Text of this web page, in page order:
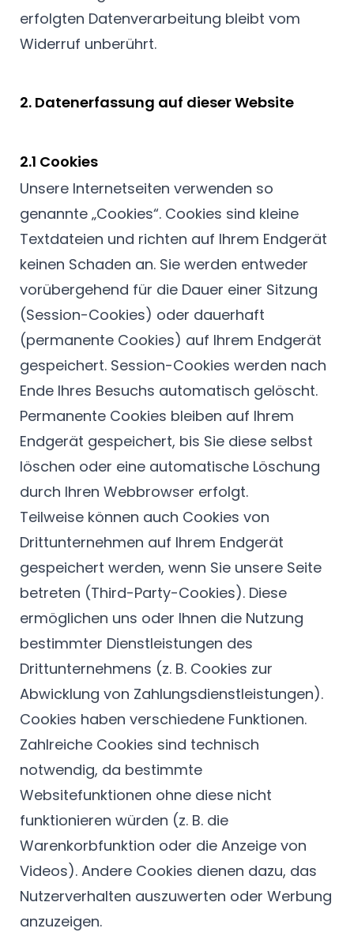
erfolgten Datenverarbeitung bleibt vom
Widerruf unberührt.
2. Datenerfassung auf dieser Website
2.1 Cookies
Unsere Internetseiten verwenden so
genannte „Cookies“. Cookies sind kleine
Textdateien und richten auf Ihrem Endgerät
keinen Schaden an. Sie werden entweder
vorübergehend für die Dauer einer Sitzung
(Session-Cookies) oder dauerhaft
(permanente Cookies) auf Ihrem Endgerät
gespeichert. Session-Cookies werden nach
Ende Ihres Besuchs automatisch gelöscht.
Permanente Cookies bleiben auf Ihrem
Endgerät gespeichert, bis Sie diese selbst
löschen oder eine automatische Löschung
durch Ihren Webbrowser erfolgt.
Teilweise können auch Cookies von
Drittunternehmen auf Ihrem Endgerät
gespeichert werden, wenn Sie unsere Seite
betreten (Third-Party-Cookies). Diese
ermöglichen uns oder Ihnen die Nutzung
bestimmter Dienstleistungen des
Drittunternehmens (z. B. Cookies zur
Abwicklung von Zahlungsdienstleistungen).
Cookies haben verschiedene Funktionen.
Zahlreiche Cookies sind technisch
notwendig, da bestimmte
Websitefunktionen ohne diese nicht
funktionieren würden (z. B. die
Warenkorbfunktion oder die Anzeige von
Videos). Andere Cookies dienen dazu, das
Nutzerverhalten auszuwerten oder Werbung
anzuzeigen.